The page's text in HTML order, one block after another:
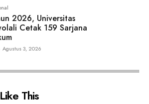
2026, Universitas
Cetak 159 Sarjana
Agustus 3, 2026
This